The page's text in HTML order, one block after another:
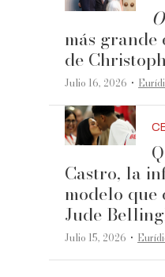
más
de
Julio 16, 2026 ·
Castro, la
modelo que
Jude
Julio 15, 2026 ·